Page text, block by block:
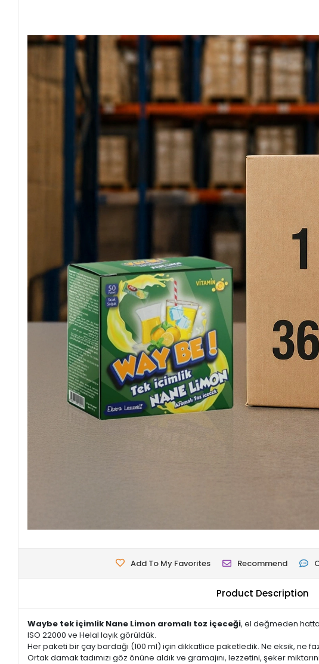
Add To My Favorites Recommend
Product Description
Waybe tek içimlik Nane Limon aromalı toz içeceği, el değmeden
ISO 22000 ve Helal layık görüldük.
Her paketi bir çay bardağı (100 ml) için dikkatlice paketledik. Ne eksik, ne
Ortak damak tadımızı göz önüne aldık ve gramajını, lezzetini, şeker